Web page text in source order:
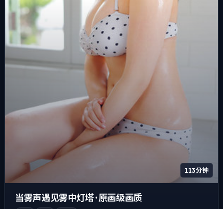
113分钟
当雾声遇见雾中灯塔 · 原画级画质